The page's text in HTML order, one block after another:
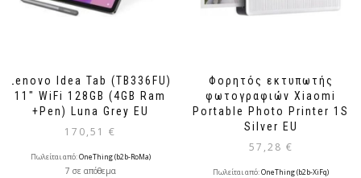
Lenovo Idea Tab (TB336FU)
11″ WiFi 128GB (4GB Ram
+Pen) Luna Grey EU
170,51 €
Πωλείται από:OneThing (b2b-RoMa)
7 σε απόθεμα
Φορητός εκτυπωτής
φωτογραφιών Xiaomi
Portable Photo Printer 1S
Silver EU
57,28 €
Πωλείται από:OneThing (b2b-XiFq)